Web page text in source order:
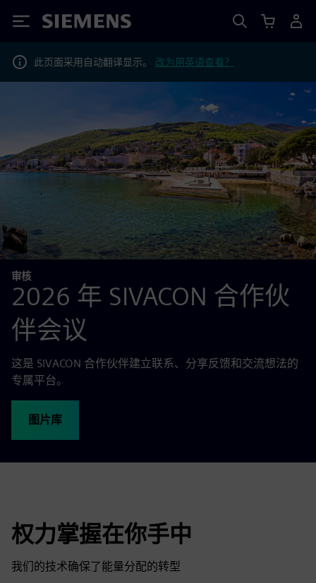
Siemens
此页面采用自动翻译显示。 改为用英语查看？
审核
2026 年 SIVACON 合作伙
伴会议
这是 SIVACON 合作伙伴建立联系、分享反馈和交流想法的
专属平台。
图片库
权力掌握在你手中
我们的技术确保了能量分配的转型